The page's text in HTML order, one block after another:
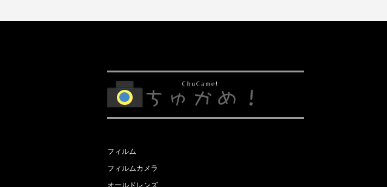
フィルム
フィルムカメラ
オールドレンズ